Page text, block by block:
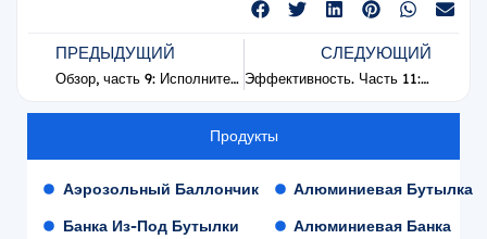
ПРЕДЫДУЩИЙ
Обзор, часть 9: Исполнительные механизмы в клапанах для аэрозольных баллончиков – типы, функции и конструкция.
СЛЕДУЮЩИЙ
Эффективность. Часть 11: Методы заправки аэрозольных баллончиков – способы и преимущества.
Продукты
Аэрозольный Баллончик
Банка Из-Под Бутылки
Алюминиевая Бутылка
Алюминиевая Банка